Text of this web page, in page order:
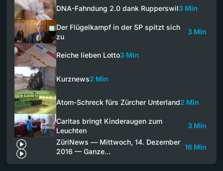
DNA-Fahndung 2.0 dank Rupperswil3 Min
Der Flügelkampf in der SP spitzt sich
zu
3 Min
Reiche lieben Lotto3 Min
Kurznews2 Min
Atom-Schreck fürs Zürcher Unterland2 Min
Caritas bringt Kinderaugen zum
Leuchten
3 Min
ZüriNews — Mittwoch, 14. Dezember
2016 — Ganze…
16 Min